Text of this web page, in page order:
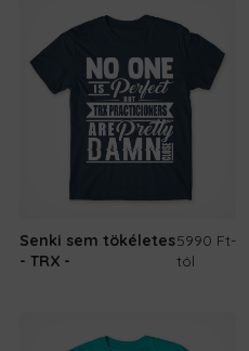
Senki sem tökéletes
- TRX
5990 Ft-
tól